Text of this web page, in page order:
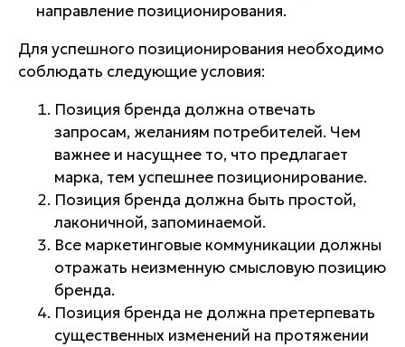
направление позиционирования.
Для успешного позиционирования необходимо
соблюдать следующие условия:
Позиция бренда должна отвечать
запросам, желаниям потребителей. Чем
важнее и насущнее то, что предлагает
марка, тем успешнее позиционирование.
Позиция бренда должна быть простой,
лаконичной, запоминаемой.
Все маркетинговые коммуникации должны
отражать неизменную смысловую позицию
бренда.
Позиция бренда не должна претерпевать
существенных изменений на протяжении